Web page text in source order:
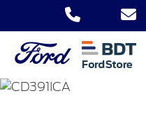
MONDEO